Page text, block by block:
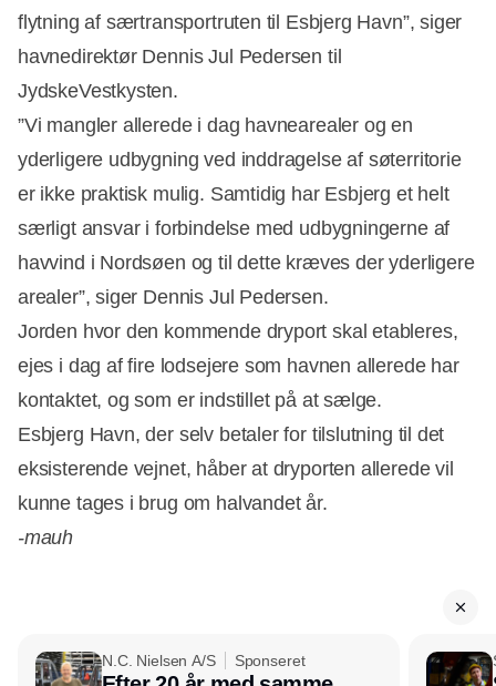
flytning af særtransportruten til Esbjerg Havn”, siger
havnedirektør Dennis Jul Pedersen til
JydskeVestkysten.
”Vi mangler allerede i dag havnearealer og en
yderligere udbygning ved inddragelse af søterritorie
er ikke praktisk mulig. Samtidig har Esbjerg et helt
særligt ansvar i forbindelse med udbygningerne af
havvind i Nordsøen og til dette kræves der yderligere
arealer”, siger Dennis Jul Pedersen.
Jorden hvor den kommende dryport skal etableres,
ejes i dag af fire lodsejere som havnen allerede har
kontaktet, og som er indstillet på at sælge.
Esbjerg Havn, der selv betaler for tilslutning til det
eksisterende vejnet, håber at dryporten allerede vil
kunne tages i brug om halvandet år.
-mauh
N.C. Nielsen A/S Sponseret